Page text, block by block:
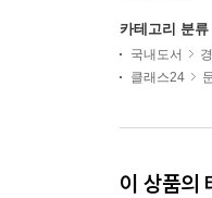
카테고리 분류
국내도서
클래스24
이 상품의